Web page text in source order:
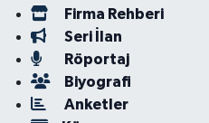
Firma Rehberi
Seri İlan
Röportaj
Biyografi
Anketler